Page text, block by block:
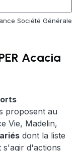
Société Générale
Acacia
proposent au
Vie, Madelin,
dont la liste
s'agir d'actions